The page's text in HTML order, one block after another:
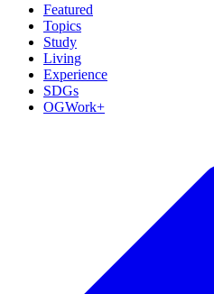
Featured
Topics
Study
Living
Experience
SDGs
OGWork+